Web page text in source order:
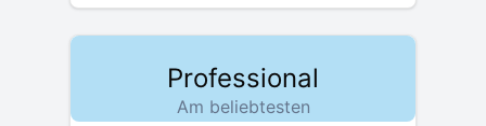
Professional
Am beliebtesten